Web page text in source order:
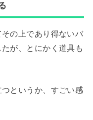
の上であり得ないバ
が、とにかく道具も
というか、すごい感